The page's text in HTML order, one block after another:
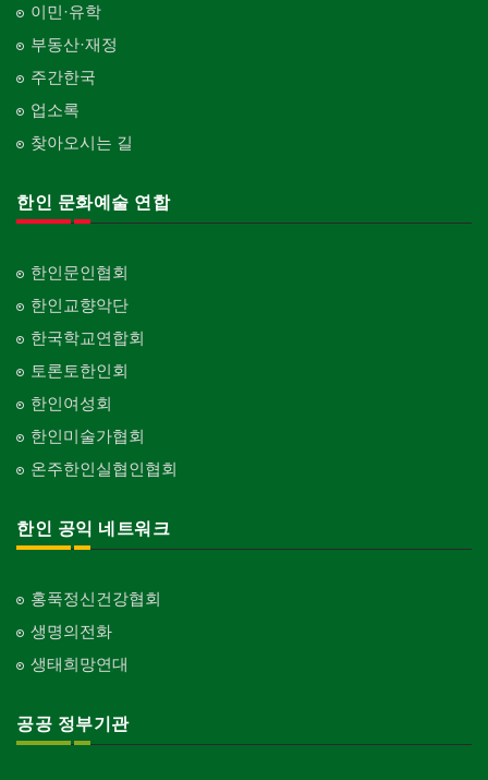
이민·유학
부동산·재정
주간한국
업소록
찾아오시는 길
한인 문화예술 연합
한인문인협회
한인교향악단
한국학교연합회
토론토한인회
한인여성회
한인미술가협회
온주한인실협인협회
한인 공익 네트워크
홍푹정신건강협회
생명의전화
생태희망연대
공공 정부기관